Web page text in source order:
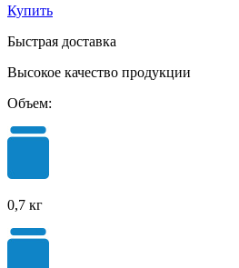
Купить
Быстрая доставка
Высокое качество продукции
Объем:
0,7 кг